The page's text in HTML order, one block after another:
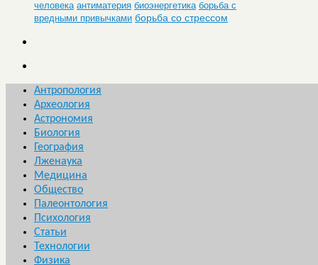
человека антиматерия биоэнергетика борьба с
вредными привычками борьба со стрессом
Антропология
Археология
Астрономия
Биология
География
Лженаука
Медицина
Общество
Палеонтология
Психология
Статьи
Технологии
Физика